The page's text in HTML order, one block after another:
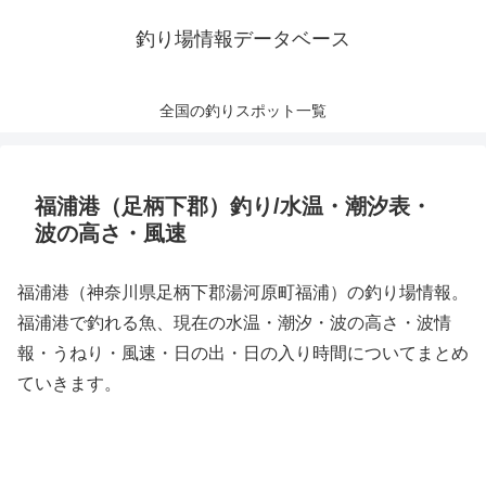
釣り場情報データベース
全国の釣りスポット一覧
福浦港（足柄下郡）釣り/水温・潮汐表・
波の高さ・風速
福浦港（神奈川県足柄下郡湯河原町福浦）の釣り場情報。
福浦港で釣れる魚、現在の水温・潮汐・波の高さ・波情
報・うねり・風速・日の出・日の入り時間についてまとめ
ていきます。